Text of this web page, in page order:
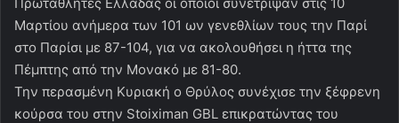
Μαρτίου ανήμερα των 101 ων γενεθλίων τους την Παρί
στο Παρίσι με 87-104, για να ακολουθήσει η ήττα της
Πέμπτης από την Μονακό με 81-80.
Την περασμένη Κυριακή ο Θρύλος συνέχισε την ξέφρενη
κούρσα του στην Stoiximan GBL επικρατώντας του